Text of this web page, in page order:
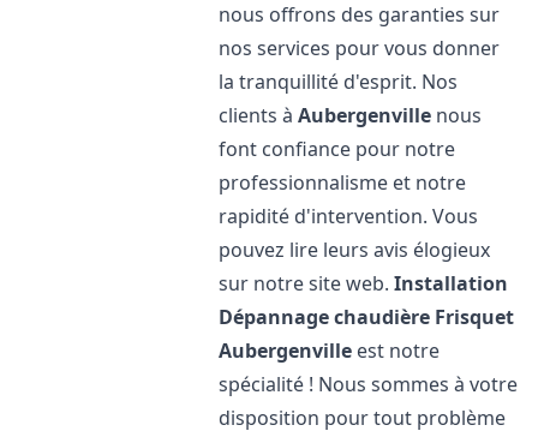
nous offrons des garanties sur
nos services pour vous donner
la tranquillité d'esprit. Nos
clients àAubergenville nous
font confiance pour notre
professionnalisme et notre
rapidité d'intervention. Vous
pouvez lire leurs avis élogieux
sur notre site web.Installation
Dépannage chaudière Frisquet
Aubergenville est notre
spécialité ! Nous sommes à votre
disposition pour tout problème